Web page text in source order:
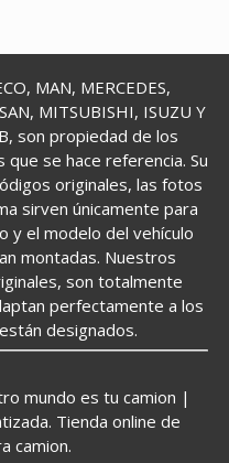
MAN, MERCEDES,
MITSUBISHI, ISUZU Y
son propiedad de los
se hace referencia. Su
originales, las fotos
sirven únicamente para
y el modelo del vehículo
montadas. Nuestros
son totalmente
perfectamente a los
designados.
mundo es tu camion |
Tienda online de
camion.